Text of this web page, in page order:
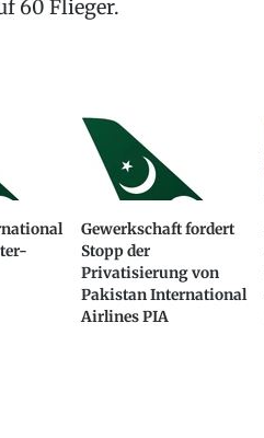
60 Flieger.
Gewerkschaft fordert
Stopp der
Privatisierung von
Pakistan International
Airlines PIA